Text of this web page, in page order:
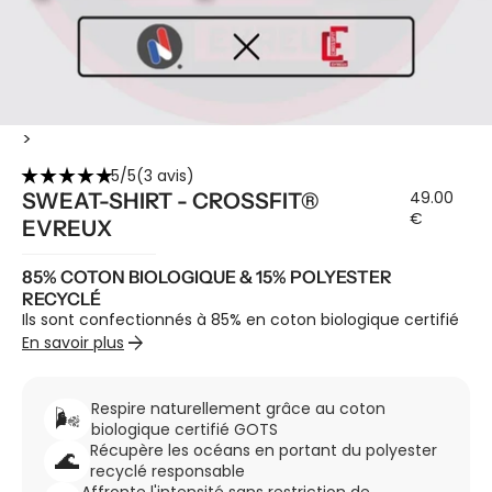
>
star_ratestar_ratestar_ratestar_ratestar_rate5/5(3 avis)
SWEAT-SHIRT - CROSSFIT®
EVREUX
49.00
€
85% COTON BIOLOGIQUE & 15% POLYESTER
RECYCLÉ
Ils sont confectionnés à 85% en coton biologique certifié
GOTS et 15% en polyester recyclé issu du ramassage de
LE MEILLEUR DU SWEAT-SHIRT
Nos Sweats sont conçus pour n'importe quel moment de
la journée comme pour les entraînements. Le tissu en
coton biologique extensible et très résistant offre la
possibilité d’effectuer tous les mouvements de sport sans
En savoir plus arrow_forward
🌬️ Respire naturellement grâce au coton
biologique certifié GOTS
🌊 Récupère les océans en portant du polyester
recyclé responsable